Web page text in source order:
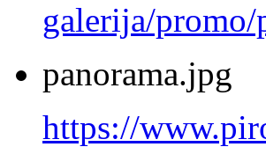
galerija/promo/
panorama.jpg
https://